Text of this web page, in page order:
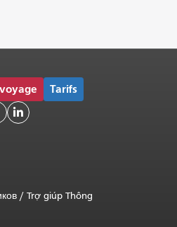
Tarifs

/ Trợ giúp Thông